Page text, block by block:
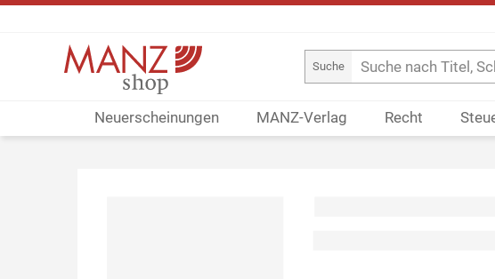
Suche
Neuerscheinungen MANZ-Verlag Recht